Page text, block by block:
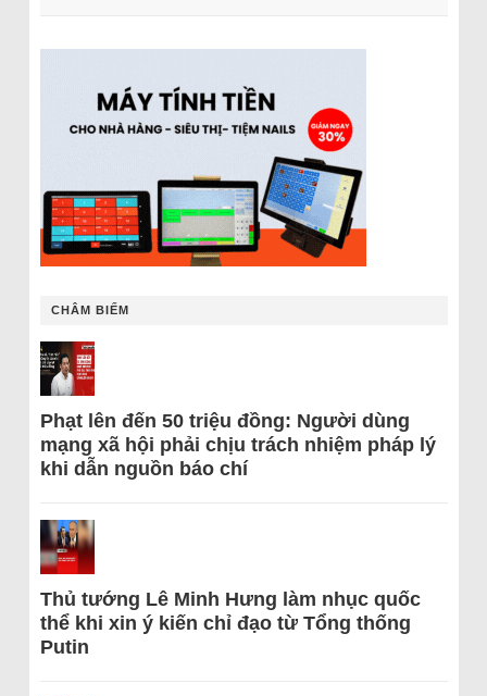
CHÂM BIẾM
Phạt lên đến 50 triệu đồng: Người dùng
mạng xã hội phải chịu trách nhiệm pháp lý
khi dẫn nguồn báo chí
Thủ tướng Lê Minh Hưng làm nhục quốc
thể khi xin ý kiến chỉ đạo từ Tổng thống
Putin